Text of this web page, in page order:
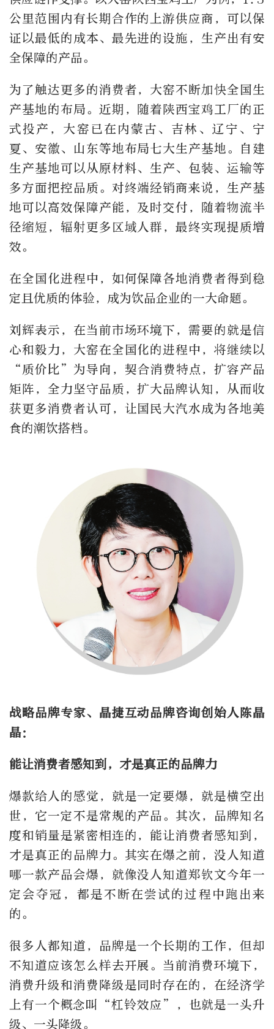
公里范围内有长期合作的上游供应商，可以保
证以最低的成本、最先进的设施，生产出有安
全保障的产品。
为了触达更多的消费者，大窑不断加快全国生
产基地的布局。近期，随着陕西宝鸡工厂的正
式投产，大窑已在内蒙古、吉林、辽宁、宁
夏、安徽、山东等地布局七大生产基地。自建
生产基地可以从原材料、生产、包装、运输等
多方面把控品质。对终端经销商来说，生产基
地可以高效保障产能，及时交付，随着物流半
径缩短，辐射更多区域人群，最终实现提质增
效。
在全国化进程中，如何保障各地消费者得到稳
定且优质的体验，成为饮品企业的一大命题。
刘辉表示，在当前市场环境下，需要的就是信
心和毅力，大窑在全国化的进程中，将继续以
“质价比”为导向，契合消费特点，扩容产品
矩阵，全力坚守品质，扩大品牌认知，从而收
获更多消费者认可，让国民大汽水成为各地美
食的潮饮搭档。
战略品牌专家、晶捷互动品牌咨询创始人陈晶
晶：
能让消费者感知到，才是真正的品牌力
爆款给人的感觉，就是一定要爆，就是横空出
世，它一定不是常规的产品。其次，品牌知名
度和销量是紧密相连的，能让消费者感知到，
才是真正的品牌力。其实在爆之前，没人知道
哪一款产品会爆，就像没人知道郑钦文今年一
定会夺冠，都是不断在尝试的过程中跑出来
的。
很多人都知道，品牌是一个长期的工作，但却
不知道应该怎么样去开展。当前消费环境下，
消费升级和消费降级是同时存在的，在经济学
上有一个概念叫“杠铃效应”，也就是一头升
级、一头降级。